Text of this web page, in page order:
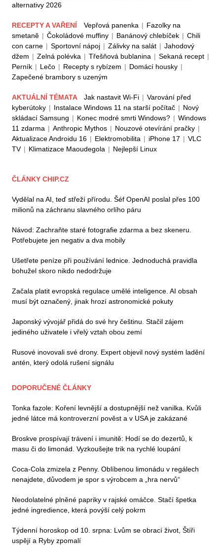
alternativy 2026
RECEPTY A VAŘENÍ Vepřová panenka | Fazolky na
smetaně | Čokoládové muffiny | Banánový chlebíček | Chili
con carne | Sportovní nápoj | Zálivky na salát | Jahodový
džem | Zelná polévka | Třešňová bublanina | Sekaná recept |
Perník | Lečo | Recepty s rybízem | Domácí housky |
Zapečené brambory s uzeným
AKTUÁLNÍ TÉMATA Jak nastavit Wi-Fi | Varování před
kyberútoky | Instalace Windows 11 na starší počítač | Nový
skládací Samsung | Konec modré smrti Windows? | Windows
11 zdarma | Anthropic Mythos | Nouzové otevírání pračky |
Aktualizace Androidu 16 | Elektromobilita | iPhone 17 | VLC
TV | Klimatizace Maoudegola | Nejlepší Linux
ČLÁNKY CHIP.CZ
Vydělal na AI, teď střeží přírodu. Šéf OpenAI poslal přes 100
milionů na záchranu slavného orlího páru
Návod: Zachraňte staré fotografie zdarma a bez skeneru.
Potřebujete jen negativ a dva mobily
Ušetřete peníze při používání lednice. Jednoduchá pravidla
bohužel skoro nikdo nedodržuje
Začala platit evropská regulace umělé inteligence. AI obsah
musí být označený, jinak hrozí astronomické pokuty
Japonský vývojář přidá do své hry češtinu. Stačil zájem
jediného uživatele i vřelý vztah obou zemí
Rusové inovovali své drony. Expert objevil nový systém ladění
antén, který odolá rušení signálu
DOPORUČENÉ ČLÁNKY
Tonka fazole: Koření levnější a dostupnější než vanilka. Kvůli
jedné látce má kontroverzní pověst a v USA je zakázané
Broskve prospívají trávení i imunitě: Hodí se do dezertů, k
masu či do limonád. Vyzkoušejte trik na rychlé loupání
Coca-Cola zmizela z Penny. Oblíbenou limonádu v regálech
nenajdete, důvodem je spor s výrobcem a „hra nervů“
Neodolatelné plněné papriky v rajské omáčce. Stačí špetka
jedné ingredience, která povýší celý pokrm
Týdenní horoskop od 10. srpna: Lvům se obrací život, Štíři
uspějí a Ryby zpomalí